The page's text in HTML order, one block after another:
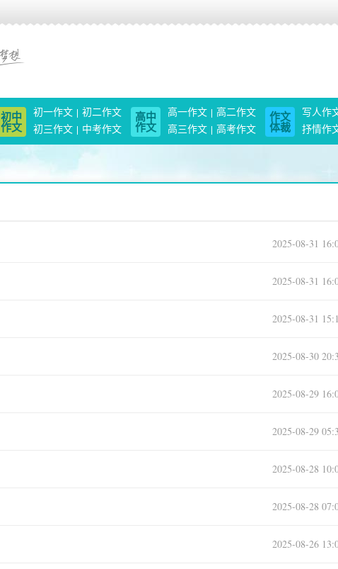
初中
作文
初一作文
初二作文
初三作文
中考作文
高中
作文
高一作文
高二作文
高三作文
高考作文
作文
体裁
写人作
抒情作
2025-08-31
2025-08-31
2025-08-31
2025-08-30
2025-08-29
2025-08-29
2025-08-28
2025-08-28
2025-08-26